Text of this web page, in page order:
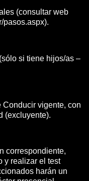
(consultar web
pasos.aspx).
si tiene hijos/as –
vigente, con
(excluyente).
correspondiente,
y realizar el test
harán un